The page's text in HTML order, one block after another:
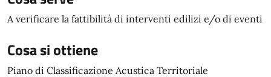
A verificare la fattibilità di interventi edilizi e/o di eventi
Cosa si ottiene
Piano di Classificazione Acustica Territoriale